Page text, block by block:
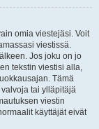
omia viestejäsi. Voit
viestissä.
Jos joku on jo
tekstin viestisi alla,
Tämä
tai ylläpitäjä
viestin
käyttäjät eivät